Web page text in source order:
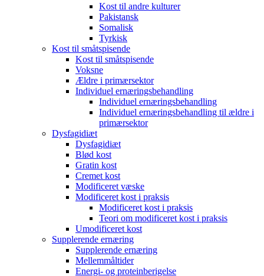
Kost til andre kulturer
Pakistansk
Somalisk
Tyrkisk
Kost til småtspisende
Kost til småtspisende
Voksne
Ældre i primærsektor
Individuel ernæringsbehandling
Individuel ernæringsbehandling
Individuel ernæringsbehandling til ældre i
primærsektor
Dysfagidiæt
Dysfagidiæt
Blød kost
Gratin kost
Cremet kost
Modificeret væske
Modificeret kost i praksis
Modificeret kost i praksis
Teori om modificeret kost i praksis
Umodificeret kost
Supplerende ernæring
Supplerende ernæring
Mellemmåltider
Energi- og proteinberigelse